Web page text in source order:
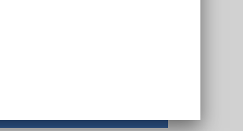
Grohowski (dms)